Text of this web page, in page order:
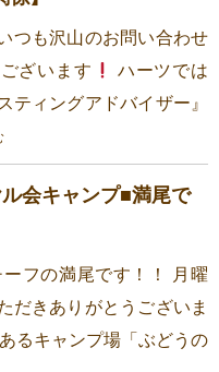
つも沢山のお問い合わせ
ざいます
ハーツでは
ティングアドバイザー』
会キャンプ■満尾で
フの満尾です！！ 月曜
だきありがとうございま
るキャンプ場「ぶどうの